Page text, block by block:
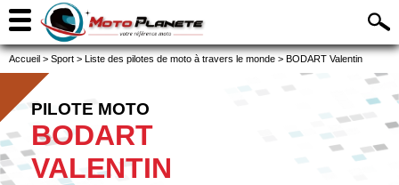
Accueil > Sport > Liste des pilotes de moto à travers le monde > BODART Valentin
PILOTE MOTO
BODART
VALENTIN